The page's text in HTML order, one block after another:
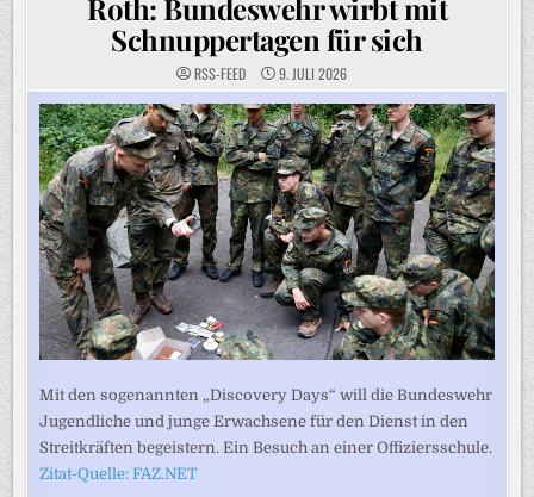
Roth: Bundeswehr wirbt mit
Schnuppertagen für sich
RSS-FEED 9. JULI 2026
Mit den sogenannten „Discovery Days“ will die Bundeswehr
Jugendliche und junge Erwachsene für den Dienst in den
Streitkräften begeistern. Ein Besuch an einer Offiziersschule.
Zitat-Quelle: FAZ.NET